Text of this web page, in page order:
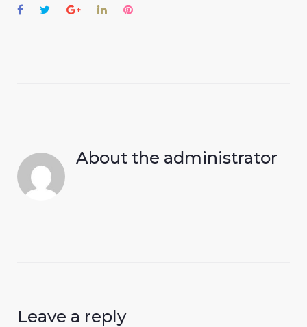
Facebook
TwitterGoogle+LinkedInPinterest
About the administrator
Leave a reply